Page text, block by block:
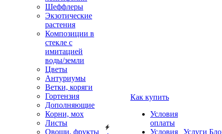
Шеффлеры
Экзотические
растения
Композиции в
стекле с
имитацией
воды/земли
Цветы
Антуриумы
Ветки, коряги
Гортензия
Дополняющие
Корни, мох
Листы
Овощи, фрукты
Как купить
Условия
оплаты
Условия
Услуги